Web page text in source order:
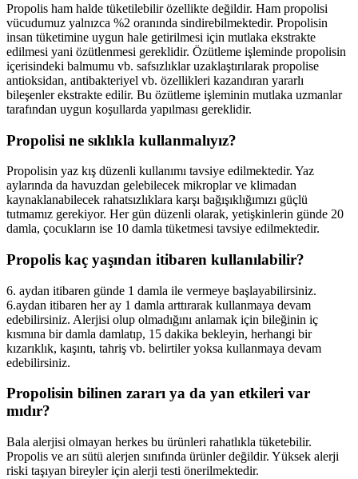
Propolis ham halde tüketilebilir özellikte değildir. Ham propolisi
vücudumuz yalnızca %2 oranında sindirebilmektedir. Propolisin
insan tüketimine uygun hale getirilmesi için mutlaka ekstrakte
edilmesi yani özütlenmesi gereklidir. Özütleme işleminde propolisin
içerisindeki balmumu vb. safsızlıklar uzaklaştırılarak propolise
antioksidan, antibakteriyel vb. özellikleri kazandıran yararlı
bileşenler ekstrakte edilir. Bu özütleme işleminin mutlaka uzmanlar
tarafından uygun koşullarda yapılması gereklidir.
Propolisi ne sıklıkla kullanmalıyız?
Propolisin yaz kış düzenli kullanımı tavsiye edilmektedir. Yaz
aylarında da havuzdan gelebilecek mikroplar ve klimadan
kaynaklanabilecek rahatsızlıklara karşı bağışıklığımızı güçlü
tutmamız gerekiyor. Her gün düzenli olarak, yetişkinlerin günde 20
damla, çocukların ise 10 damla tüketmesi tavsiye edilmektedir.
Propolis kaç yaşından itibaren kullanılabilir?
6. aydan itibaren günde 1 damla ile vermeye başlayabilirsiniz.
6.aydan itibaren her ay 1 damla arttırarak kullanmaya devam
edebilirsiniz. Alerjisi olup olmadığını anlamak için bileğinin iç
kısmına bir damla damlatıp, 15 dakika bekleyin, herhangi bir
kızarıklık, kaşıntı, tahriş vb. belirtiler yoksa kullanmaya devam
edebilirsiniz.
Propolisin bilinen zararı ya da yan etkileri var
mıdır?
Bala alerjisi olmayan herkes bu ürünleri rahatlıkla tüketebilir.
Propolis ve arı sütü alerjen sınıfında ürünler değildir. Yüksek alerji
riski taşıyan bireyler için alerji testi önerilmektedir.